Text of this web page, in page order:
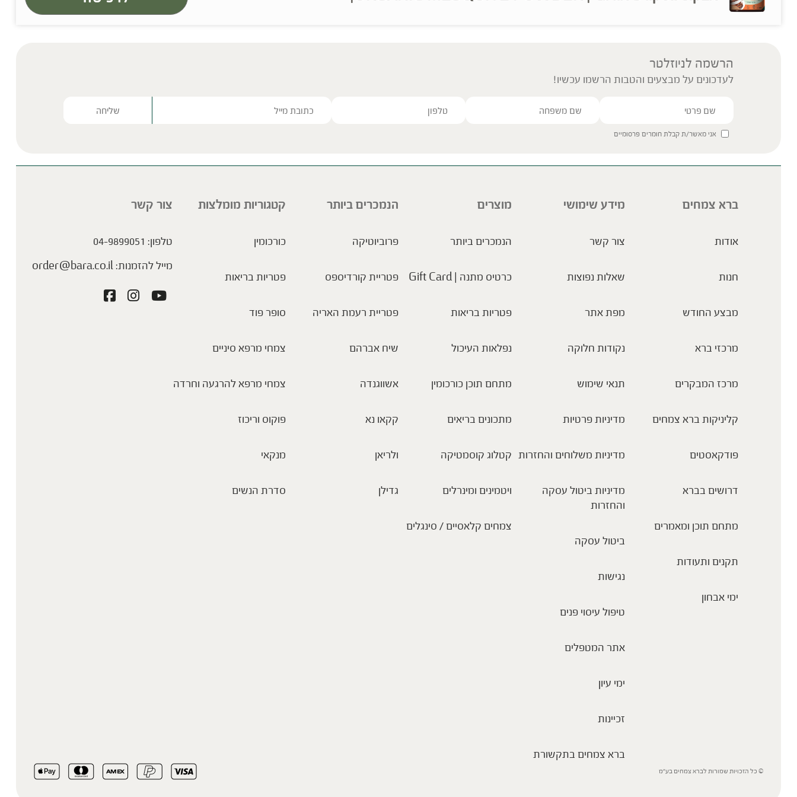
הרשמה לניוזלטר
לעדכונים על מבצעים והטבות הרשמו עכשיו!
אני מאשר/ת קבלת חומרים פרסומיים
ברא צמחים
אודות
חנות
מבצע החודש
מרכזי ברא
מרכז המבקרים
קליניקות ברא צמחים
פודקאסטים
דרושים בברא
מתחם תוכן ומאמרים
תקנים ותעודות
ימי אבחון
מידע שימושי
צור קשר
שאלות נפוצות
מפת אתר
נקודות חלוקה
תנאי שימוש
מדיניות פרטיות
מדיניות משלוחים והחזרות
מדיניות ביטול עסקה
והחזרות
ביטול עסקה
נגישות
טיפול עיסוי פנים
אתר המטפלים
ימי עיון
זכיינות
ברא צמחים בתקשורת
מוצרים
הנמכרים ביותר
כרטיס מתנה | Gift Card
פטריות בריאות
נפלאות העיכול
מתחם תוכן כורכומין
מתכונים בריאים
קטלוג קוסמטיקה
ויטמינים ומינרלים
צמחים קלאסיים / סינגלים
הנמכרים ביותר
פרוביוטיקה
פטריית קורדיספס
פטריית רעמת האריה
שיח אברהם
אשווגנדה
קקאו נא
ולריאן
גדילן
קטגוריות מומלצות
כורכומין
פטריות בריאות
סופר פוד
צמחי מרפא סיניים
צמחי מרפא להרגעה וחרדה
פוקוס וריכוז
מנקאי
סדרת הנשים
צור קשר
טלפון: 04-9899051
מייל להזמנות:order@bara.co.il
© כל הזכויות שמורות לברא צמחים בע”מ